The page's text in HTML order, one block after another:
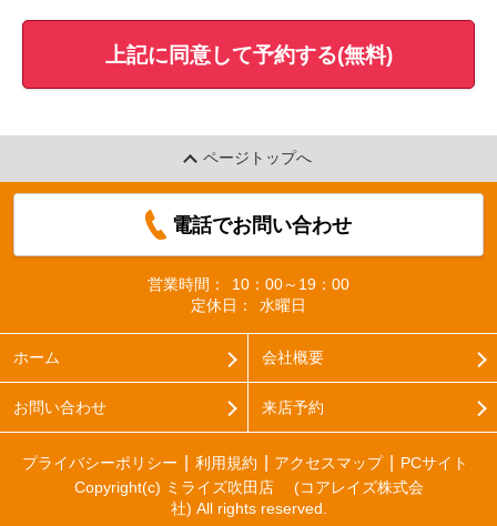
上記に同意して予約する(無料)
ページトップへ
電話でお問い合わせ
営業時間：
10：00～19：00
定休日：
水曜日
ホーム 会社概要
お問い合わせ 来店予約
プライバシーポリシー 利用規約 アクセスマップ
PCサイト
Copyright(c) ミライズ吹田店 (コアレイズ株式会
社) All rights reserved.